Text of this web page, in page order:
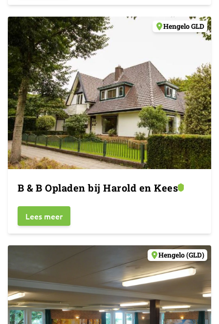
Hengelo GLD
B & B Opladen bij Harold en Kees
Lees meer
Hengelo (GLD)